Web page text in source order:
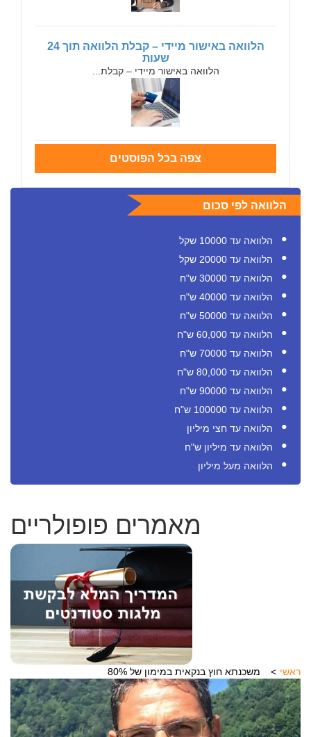
הלוואה באישור מיידי – קבלת הלוואה תוך 24
שעות
הלוואה באישור מיידי – קבלת...
צפה בכל הפוסטים
הלוואה לפי סכום
הלוואה עד 10000 שקל
הלוואה עד 20000 שקל
הלוואה עד 30000 ש"ח
הלוואה עד 40000 ש"ח
הלוואה עד 50000 ש"ח
הלוואה עד 60,000 ש"ח
הלוואה עד 70000 ש"ח
הלוואה עד 80,000 ש"ח
הלוואה עד 90000 ש"ח
הלוואה עד 100000 ש"ח
הלוואה עד חצי מיליון
הלוואה עד מיליון ש"ח
הלוואה מעל מיליון
מאמרים פופולריים
ראשי משכנתא חוץ בנקאית במימון של 80%